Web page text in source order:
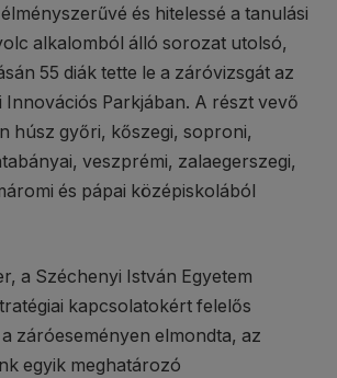
és hitelessé a tanulási
alkalomból álló sorozat utolsó,
55 diák tette le a záróvizsgát az
Innovációs Parkjában. A részt vevő
húsz győri, kőszegi, soproni,
veszprémi, zalaegerszegi,
és pápai középiskolából
a Széchenyi István Egyetem
kapcsolatokért felelős
záróeseményen elmondta, az
egyik meghatározó